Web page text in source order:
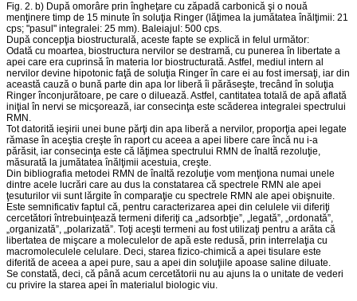
Fig. 2. b) După omorâre prin îngheţare cu zăpadă carbonică şi o nouă
menţinere timp de 15 minute în soluţia Ringer (lăţimea la jumătatea înălţimii: 21
cps; "pasul" integralei: 25 mm). Baleiajul: 500 cps.
După concepţia biostructurală, aceste fapte se explică in felul următor:
Odată cu moartea, biostructura nervilor se destramă, cu punerea în libertate a
apei care era cuprinsă în materia lor biostructurată. Astfel, mediul intern al
nervilor devine hipotonic faţă de soluţia Ringer în care ei au fost imersaţi, iar din
această cauză o bună parte din apa lor liberă îi părăseşte, trecând în soluţia
Ringer înconjurătoare, pe care o diluează. Astfel, cantitatea totală de apă aflată
iniţial în nervi se micşorează, iar consecinţa este scăderea integralei spectrului
RMN.
Tot datorită ieşirii unei bune părţi din apa liberă a nervilor, proporţia apei legate
rămase în aceştia creşte în raport cu aceea a apei libere care încă nu i-a
părăsit, iar consecinţa este că lăţimea spectrului RMN de înaltă rezoluţie,
măsurată la jumătatea înălţimii acestuia, creşte.
Din bibliografia metodei RMN de înaltă rezoluţie vom menţiona numai unele
dintre acele lucrări care au dus la constatarea că spectrele RMN ale apei
ţesuturilor vii sunt lărgite în comparaţie cu spectrele RMN ale apei obişnuite.
Este semnificativ faptul că, pentru caracterizarea apei din celulele vii diferiţi
cercetători întrebuinţează termeni diferiţi ca „adsorbţie”, „legată”, „ordonată”,
„organizată”, „polarizată”. Toţi aceşti termeni au fost utilizaţi pentru a arăta că
libertatea de mişcare a moleculelor de apă este redusă, prin interrelaţia cu
macromoleculele celulare. Deci, starea fizico-chimică a apei tisulare este
diferită de aceea a apei pure, sau a apei din soluţiile apoase saline diluate.
Se constată, deci, că până acum cercetătorii nu au ajuns la o unitate de vederi
cu privire la starea apei în materialul biologic viu.